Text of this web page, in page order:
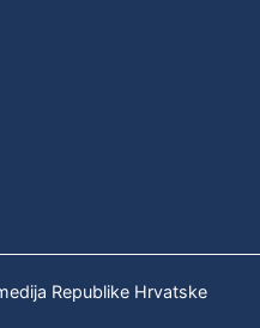
Republike Hrvatske